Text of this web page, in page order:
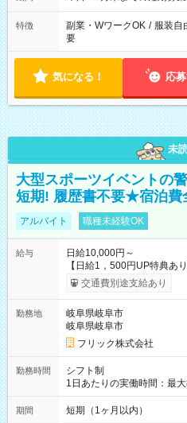
特徴 副業・WワークOK / 服装自
要
気になる！ 応
未
大型スポーツイベントの
短期! 履歴書不要★宿泊費
アルバイト 職種未経験OK
給与
日給10,000円～
【日給1，500円UP特典あ
ると 期間中(9/16~10/23)
り稼げます♪ 【試用期
交通費別途支給あり
勤務地
岐阜県岐阜市
岐阜県岐阜市
フリック株式会社
勤務時間
シフト制
1日あたりの実働時間：最
日~2026年10月23日 短期
※週3~5日勤務(勤務日数応
期間 短期（1ヶ月以内）